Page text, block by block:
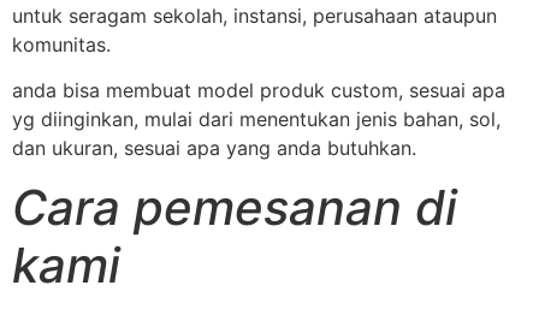
untuk seragam sekolah, instansi, perusahaan ataupun
komunitas.
anda bisa membuat model produk custom, sesuai apa
yg diinginkan, mulai dari menentukan jenis bahan, sol,
dan ukuran, sesuai apa yang anda butuhkan.
Cara pemesanan di
kami